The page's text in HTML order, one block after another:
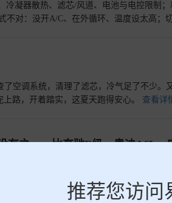
推荐您访问
冷凝器散热、滤芯/风道、电池与电控限制
空调系统，清理了滤芯，冷气足了不少。
路，开着踏实，这夏天跑得安心。 查看详
有之一，比奔驰E级、奥迪A6L、
之一。相较于奔驰E级、奥迪A6L、宝马5
车尾更是独树一帜，您是否认同这一观点？